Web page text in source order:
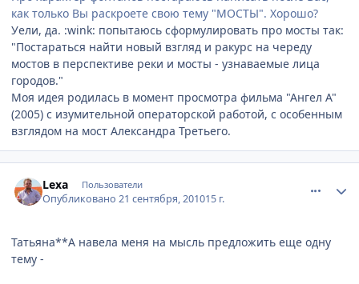
как только Вы раскроете свою тему "МОСТЫ". Хорошо?
Уели, да. :wink: попытаюсь сформулировать про мосты так:
"Постараться найти новый взгляд и ракурс на череду
мостов в перспективе реки и мосты - узнаваемые лица
городов."
Моя идея родилась в момент просмотра фильма "Ангел А"
(2005) с изумительной операторской работой, с особенным
взглядом на мост Александра Третьего.
Lexa Пользователи
Опубликовано21 сентября, 201015 г.
Татьяна**А навела меня на мысль предложить еще одну
тему -